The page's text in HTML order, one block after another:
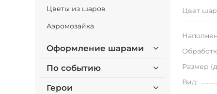
Цветы из шаров
Аэромозайка
Оформление шарами
По событию
Герои
Цвет
Размер
Вид: